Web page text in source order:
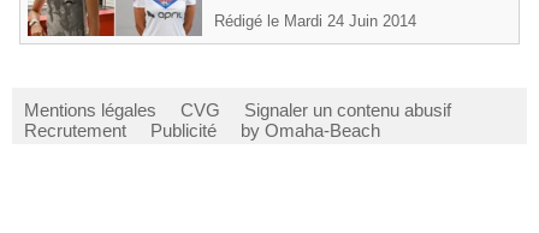
Rédigé le Mardi 24 Juin 2014
Mentions légales CVG
Signaler un contenu abusif
Recrutement
Publicité by Omaha-Beach